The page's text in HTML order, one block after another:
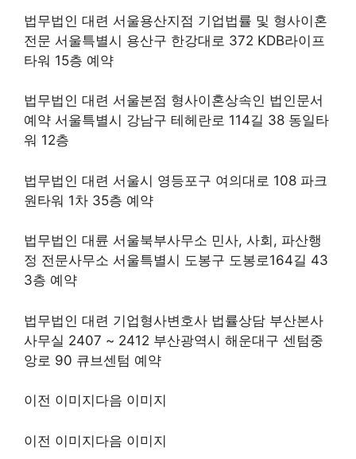
법무법인 대련 서울용산지점 기업법률 및 형사이혼
전문 서울특별시 용산구 한강대로 372 KDB라이프
타워 15층 예약
법무법인 대련 서울본점 형사이혼상속인 법인문서
예약 서울특별시 강남구 테헤란로 114길 38 동일타
워 12층
법무법인 대련 서울시 영등포구 여의대로 108 파크
원타워 1차 35층 예약
법무법인 대륜 서울북부사무소 민사, 사회, 파산행
정 전문사무소 서울특별시 도봉구 도봉로164길 43
3층 예약
법무법인 대련 기업형사변호사 법률상담 부산본사
사무실 2407 ~ 2412 부산광역시 해운대구 센텀중
앙로 90 큐브센텀 예약
이전 이미지다음 이미지
이전 이미지다음 이미지